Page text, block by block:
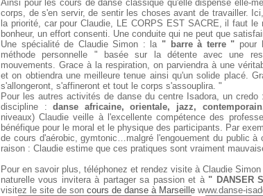
Ainsi pour les cours de danse classique qu'elle dispense elle-
corps, de s'en servir, de sentir les choses avant de travailler.
la priorité, car pour Claudie, LE CORPS EST SACRE, il faut
bonheur, un effort consenti. Une conduite qui ne peut que
Une spécialité de Claudie Simon : la " barre à terre " pour
méthode personnelle " basée sur la détente avec une
mouvements. Grace à la respiration, on parviendra à une
et on obtiendra une meilleure tenue ainsi qu'un solide placé.
s'allongeront, s'affineront et tout le corps s'assouplira. "
Pour les autres activités de danse du centre Isadora, un credo
discipline :danse africaine, orientale, jazz,
niveaux) Claudie veille à l'excellente compétence des
bénéfique pour le moral et le physique des participants. Par
de cours d'aérobic, gymtonic…malgré l'engouement du public à
raison : Claudie estime que ces pratiques sont vraiment
Pour en savoir plus, téléphonez et rendez visite à Claudie
naturelle vous invitera à partager sa passion et à " DANSER
visitez le site de son cours de danse à Marseille www.danse-